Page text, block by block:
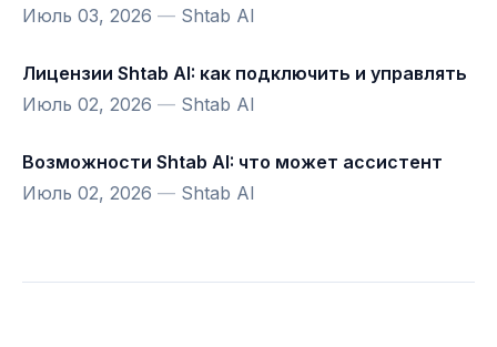
Июль 03, 2026 — Shtab AI
Лицензии Shtab AI: как подключить и управлять
Июль 02, 2026 — Shtab AI
Возможности Shtab AI: что может ассистент
Июль 02, 2026 — Shtab AI